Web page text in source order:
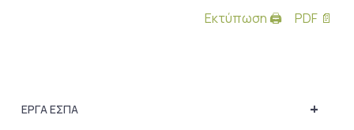
Εκτύπωση 🖨 PDF 📄
+
ΕΡΓΑ ΕΣΠΑ